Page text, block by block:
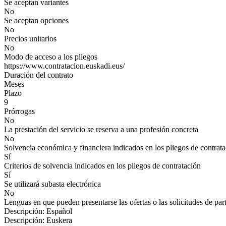
Se aceptan variantes
No
Se aceptan opciones
No
Precios unitarios
No
Modo de acceso a los pliegos
https://www.contratacion.euskadi.eus/
Duración del contrato
Meses
Plazo
9
Prórrogas
No
La prestación del servicio se reserva a una profesión concreta
No
Solvencia económica y financiera indicados en los pliegos de
Sí
Criterios de solvencia indicados en los pliegos de contratación
Sí
Se utilizará subasta electrónica
No
Lenguas en que pueden presentarse las ofertas o las solicitudes de
Descripción: Español
Descripción: Euskera